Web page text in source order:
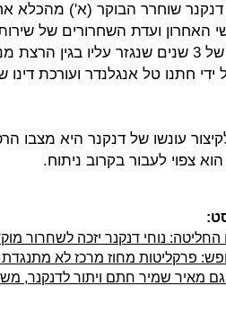
האחרון ועדת השחרורים של
את עונש המאסר של 3 שנים שנגזר עליו
חתנו טל אנגלנדר ועורכת דינו
עונשו של דנקנר היא מצבו
צפוי לעבור בקרוב ניתוח.
נוחי דנקנר יזכה לשחרור
פרקליטות מחוז מרכז לא
מאיר שמיר חתם ויתור לדנקנר,